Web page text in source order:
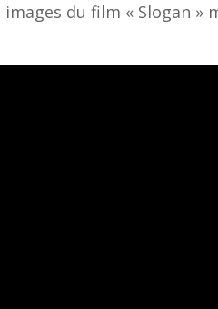
images du film « Slogan